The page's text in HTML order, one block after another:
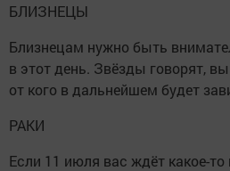
БЛИЗНЕЦЫ
Близнецам нужно быть
в этот день. Звёзды говорят,
от кого в дальнейшем будет
РАКИ
Если 11 июля вас ждёт какое-то